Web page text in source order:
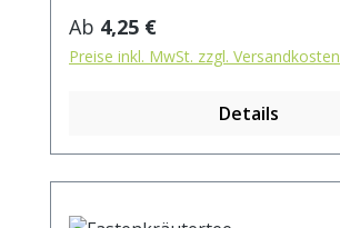
enthalten). Zubereitung: ca. 15g
kochendem Wasser aufgiessen.
max.10 min.
Regulärer Preis:
Ab 4,25 €
Preise inkl. MwSt. zzgl. Versandkosten
Details